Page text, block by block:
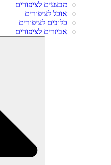
מבצעים לציפורים
אוכל לציפורים
כלובים לציפורים
אביזרים לציפורים